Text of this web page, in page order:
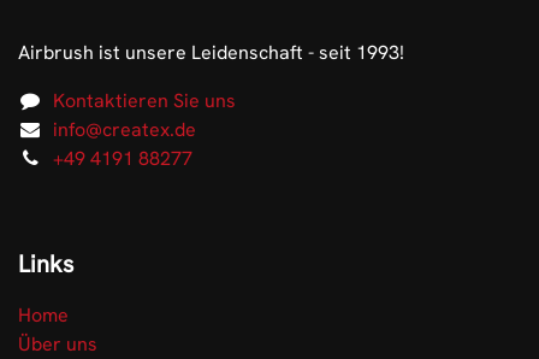
Airbrush ist unsere Leidenschaft - seit 1993!
Kontaktieren Sie uns
info@createx.de
+49 4191 88277
Links
Home
Über uns